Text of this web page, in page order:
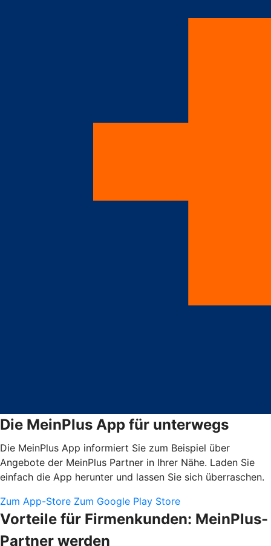
Die MeinPlus App für unterwegs
Die MeinPlus App informiert Sie zum Beispiel über
Angebote der MeinPlus Partner in Ihrer Nähe. Laden Sie
einfach die App herunter und lassen Sie sich überraschen.
Zum App-Store Zum Google Play Store
Vorteile für Firmenkunden: MeinPlus-
Partner werden